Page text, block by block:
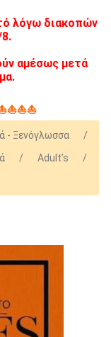
λόγω διακοπών
αμέσως μετά
- Ξενόγλωσσα
/
/ Adult’s
/